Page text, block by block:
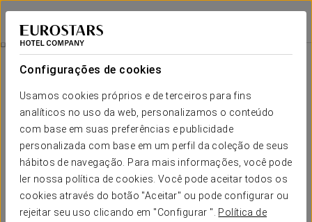
Configurações de cookies
Usamos cookies próprios e de terceiros para fins
analíticos no uso da web, personalizamos o conteúdo
com base em suas preferências e publicidade
personalizada com base em um perfil da coleção de seus
hábitos de navegação. Para mais informações, você pode
ler nossa política de cookies. Você pode aceitar todos os
cookies através do botão "Aceitar" ou pode configurar ou
rejeitar seu uso clicando em "Configurar ". Política de
Dorma Victoria Palace
MADRID - SAN LORENZO DE EL ESCORIAL
Experiência Romântica
20 €